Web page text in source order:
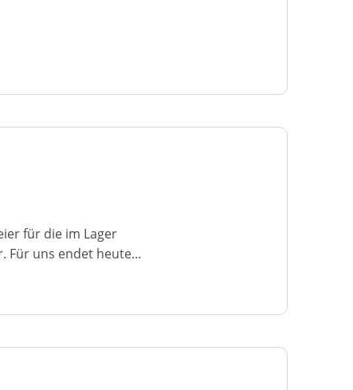
für die im Lager
Für uns endet heute...